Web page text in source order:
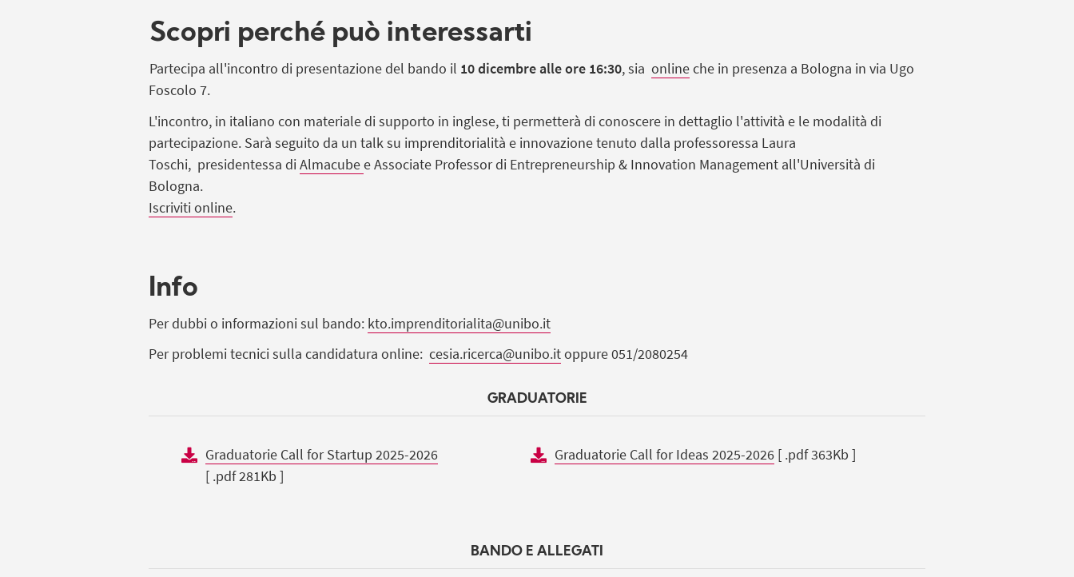
Scopri perché può interessarti
Partecipa all'incontro di presentazione del bando il 10 dicembre alle ore 16:30, siaonlineche in presenza a Bologna in via Ugo
Foscolo 7.
L'incontro, in italiano con materiale di supporto in inglese, ti permetterà di conoscere in dettaglio l'attività e le modalità di
partecipazione. Sarà seguito da un talk su imprenditorialità e innovazione tenuto dalla professoressa Laura
Toschi, presidentessa diAlmacubee Associate Professor di Entrepreneurship & Innovation Management all'Università di
Bologna.
Iscriviti online.
Info
Per dubbi o informazioni sul bando: kto.imprenditorialita@unibo.it
Per problemi tecnici sulla candidatura online:cesia.ricerca@unibo.itoppure 051/2080254
GRADUATORIE
Graduatorie Call for Startup 2025-2026
[ .pdf 281Kb ]
Graduatorie Call for Ideas 2025-2026 [ .pdf 363Kb ]
BANDO E ALLEGATI